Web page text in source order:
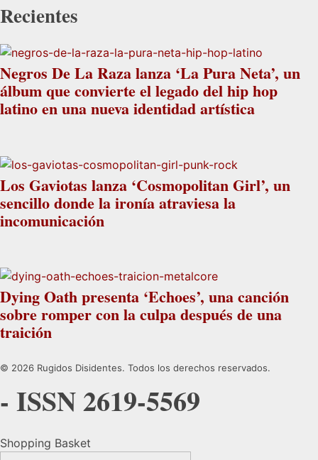
Recientes
Negros De La Raza lanza ‘La Pura Neta’, un
álbum que convierte el legado del hip hop
latino en una nueva identidad artística
Los Gaviotas lanza ‘Cosmopolitan Girl’, un
sencillo donde la ironía atraviesa la
incomunicación
Dying Oath presenta ‘Echoes’, una canción
sobre romper con la culpa después de una
traición
© 2026 Rugidos Disidentes. Todos los derechos reservados.
- ISSN 2619-5569
Shopping Basket